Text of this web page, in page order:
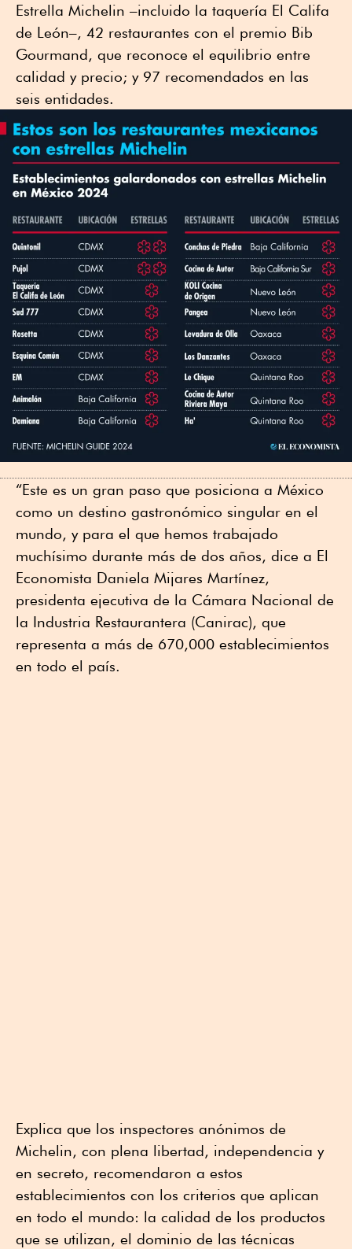
Estrella Michelin –incluido la taquería El Califa
de León–, 42 restaurantes con el premio Bib
Gourmand, que reconoce el equilibrio entre
calidad y precio; y 97 recomendados en las
seis entidades.
“Este es un gran paso que posiciona a México
como un destino gastronómico singular en el
mundo, y para el que hemos trabajado
muchísimo durante más de dos años, dice a El
Economista Daniela Mijares Martínez,
presidenta ejecutiva de la Cámara Nacional de
la Industria Restaurantera (Canirac), que
representa a más de 670,000 establecimientos
en todo el país.
Explica que los inspectores anónimos de
Michelin, con plena libertad, independencia y
en secreto, recomendaron a estos
establecimientos con los criterios que aplican
en todo el mundo: la calidad de los productos
que se utilizan, el dominio de las técnicas